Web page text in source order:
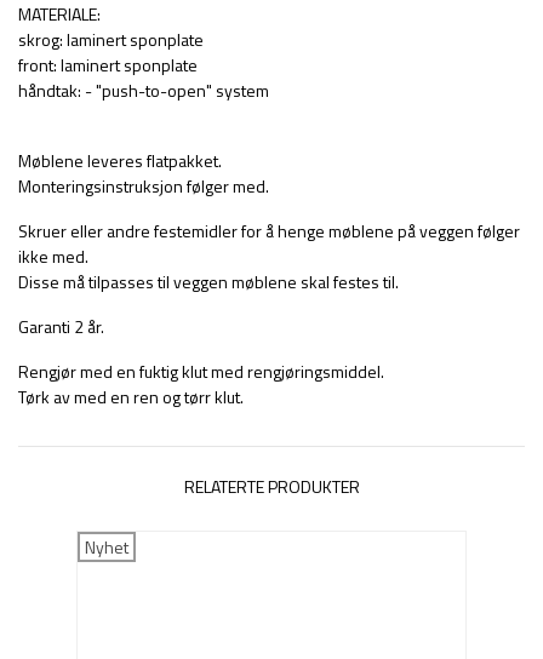
MATERIALE:
skrog: laminert sponplate
front: laminert sponplate
håndtak: - "push-to-open" system
Møblene leveres flatpakket.
Monteringsinstruksjon følger med.
Skruer eller andre festemidler for å henge møblene på veggen følger
ikke med.
Disse må tilpasses til veggen møblene skal festes til.
Garanti 2 år.
Rengjør med en fuktig klut med rengjøringsmiddel.
Tørk av med en ren og tørr klut.
RELATERTE PRODUKTER
Nyhet